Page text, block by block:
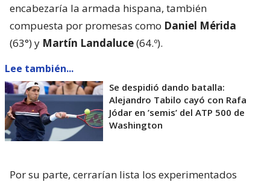
encabezaría la armada hispana, también
compuesta por promesas como Daniel Mérida
(63°) y Martín Landaluce(64.º).
Lee también...
Se despidió dando batalla:
Alejandro Tabilo cayó con Rafa
Jódar en ’semis’ del ATP 500 de
Washington
Por su parte, cerrarían lista los experimentados